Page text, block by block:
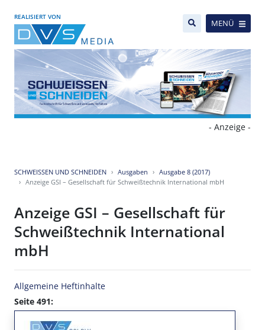
REALISIERT VON
MENÜ
- Anzeige -
SCHWEISSEN UND SCHNEIDEN Ausgaben
Ausgabe 8 (2017)
Anzeige GSI – Gesellschaft für Schweißtechnik International mbH
Anzeige GSI – Gesellschaft für
Schweißtechnik International
mbH
Allgemeine Heftinhalte
Seite 491: